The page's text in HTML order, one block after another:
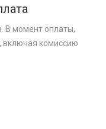
В момент оплаты,
включая комиссию